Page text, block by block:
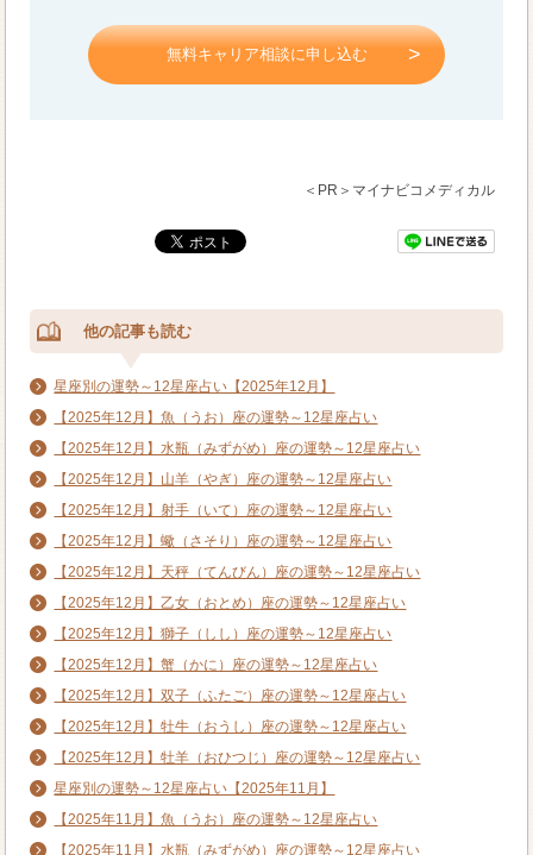
無料キャリア相談に申し込む
＜PR＞マイナビコメディカル
他の記事も読む
星座別の運勢～12星座占い【2025年12月】
【2025年12月】魚（うお）座の運勢～12星座占い
【2025年12月】水瓶（みずがめ）座の運勢～12星座占い
【2025年12月】山羊（やぎ）座の運勢～12星座占い
【2025年12月】射手（いて）座の運勢～12星座占い
【2025年12月】蠍（さそり）座の運勢～12星座占い
【2025年12月】天秤（てんびん）座の運勢～12星座占い
【2025年12月】乙女（おとめ）座の運勢～12星座占い
【2025年12月】獅子（しし）座の運勢～12星座占い
【2025年12月】蟹（かに）座の運勢～12星座占い
【2025年12月】双子（ふたご）座の運勢～12星座占い
【2025年12月】牡牛（おうし）座の運勢～12星座占い
【2025年12月】牡羊（おひつじ）座の運勢～12星座占い
星座別の運勢～12星座占い【2025年11月】
【2025年11月】魚（うお）座の運勢～12星座占い
【2025年11月】水瓶（みずがめ）座の運勢～12星座占い